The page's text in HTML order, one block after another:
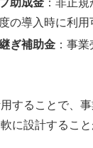
の導入時に利用
ぎ補助金 ：事
することで、
に設計すること